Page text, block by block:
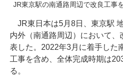
JR東京駅の南通路周辺で改良工事
JR東日本は5月8日、東京駅
内外（南通路周辺）において、
表した。2022年3月に着手した
工事を含め、全体完成時期は
る。